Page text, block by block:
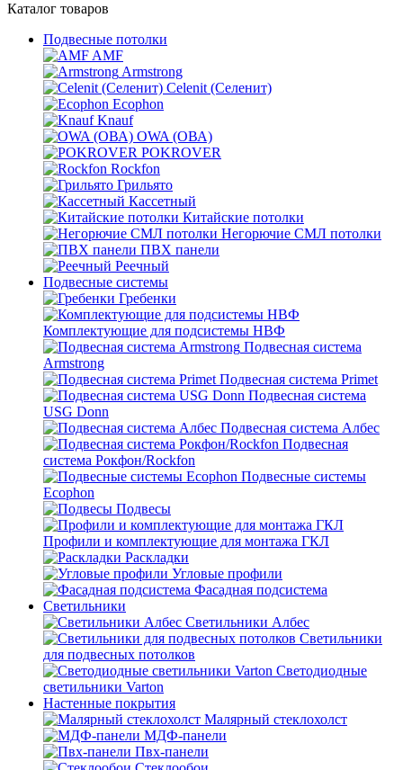
Каталог товаров
Подвесные потолки
AMF
Armstrong
Celenit (Селенит)
Ecophon
Knauf
OWA (ОВА)
POKROVER
Rockfon
Грильято
Кассетный
Китайские потолки
Негорючие СМЛ потолки
ПВХ панели
Реечный
Подвесные системы
Гребенки
Комплектующие для подсистемы НВФ
Подвесная система
Armstrong
Подвесная система Primet
Подвесная система
USG Donn
Подвесная система Албес
Подвесная
система Рокфон/Rockfon
Подвесные системы
Ecophon
Подвесы
Профили и комплектующие для монтажа ГКЛ
Раскладки
Угловые профили
Фасадная подсистема
Светильники
Светильники Албес
Светильники
для подвесных потолков
Светодиодные
светильники Varton
Настенные покрытия
Малярный стеклохолст
МДФ-панели
Пвх-панели